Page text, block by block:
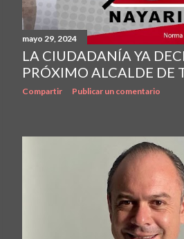
mayo 29, 2024
LA CIUDADANÍA YA
PRÓXIMO ALCALDE DE
Compartir Publicar un comentario